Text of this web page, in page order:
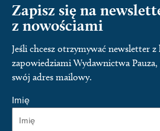
Zapisz się na
z nowościami
Jeśli chcesz otrzymywać newsletter
zapowiedziami Wydawnictwa
swój adres mailowy.
Imię